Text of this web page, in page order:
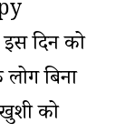
दिन को
बिना
को